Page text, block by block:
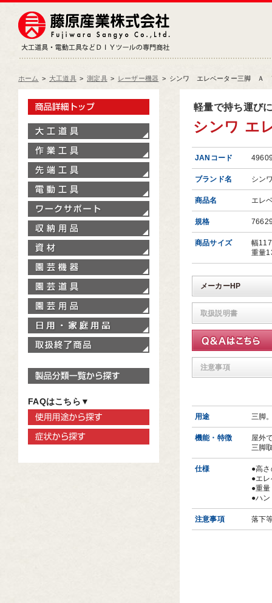
ホーム > 大工道具 > 測定具 > レーザー機器 > シンワ エレベーター三脚 Ａ
軽量で持ち運び
シンワ エ
JANコード
ブランド名 シン
商品名 エレ
規格
商品サイズ
幅
重量
メーカーHP
取扱説明書
注意事項
用途 三脚
機能・特徴
屋外
三脚
仕様
●高
●エ
●重
●ハ
注意事項 落下
製品情報トップ
ワークサポート
製品分類一覧から探す
FAQはこちら▼
使用用途から探す